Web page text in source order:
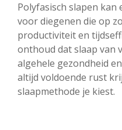
Polyfasisch slapen
voor diegenen die op
productiviteit en
onthoud dat slaap van
algehele gezondheid
altijd voldoende rust
slaapmethode je kiest.